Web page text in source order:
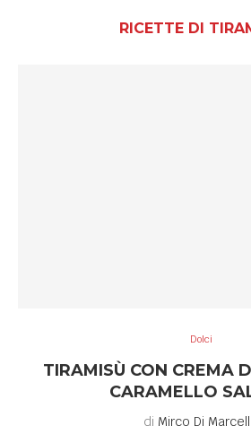
RICETTE DI
Dolci
TIRAMISÙ CON CREMA
CARAMELLO
di Mirco Di